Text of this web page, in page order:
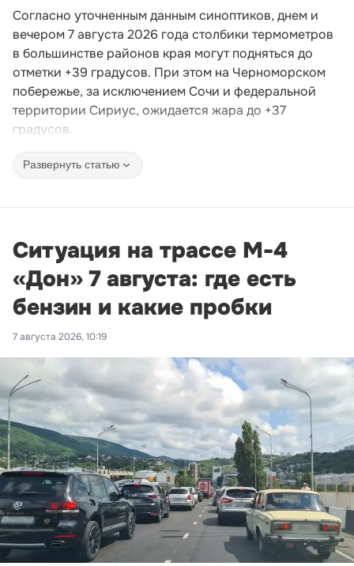
Согласно уточненным данным синоптиков, днем и
вечером 7 августа 2026 года столбики термометров
в большинстве районов края могут подняться до
отметки +39 градусов. При этом на Черноморском
побережье, за исключением Сочи и федеральной
территории Сириус, ожидается жара до +37
градусов.
Развернуть статью
Ситуация на трассе М-4
«Дон» 7 августа: где есть
бензин и какие пробки
7 августа 2026, 10:19